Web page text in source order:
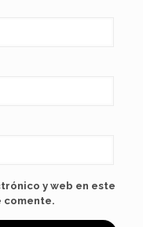
y web en este
comente.